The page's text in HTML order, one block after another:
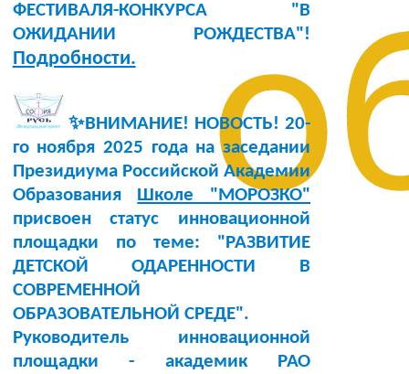
ФЕСТИВАЛЯ-КОНКУРСА "В
ОЖИДАНИИ РОЖДЕСТВА"!
Подробности.
✨ВНИМАНИЕ! НОВОСТЬ! 20-
го ноября 2025 годана заседании
Президиума Российской Академии
Образования Школе "МОРОЗКО"
присвоен статус инновационной
площадки по теме: "РАЗВИТИЕ
ДЕТСКОЙ ОДАРЕННОСТИ В
СОВРЕМЕННОЙ
ОБРАЗОВАТЕЛЬНОЙ СРЕДЕ".
Руководитель инновационной
площадки - академик РАО